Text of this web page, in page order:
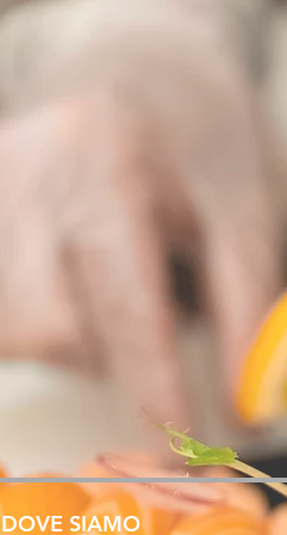
DOVE SIAMO